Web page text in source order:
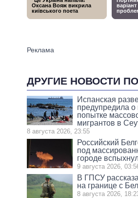
ДРУГИЕ НОВОСТИ
Испанская
предупредила о
попытке
мигрантов в
8 августа 2026, 23:55
Российский
под
городе
9 августа 2026,
В ГПСУ
на границе с
8 августа 2026,